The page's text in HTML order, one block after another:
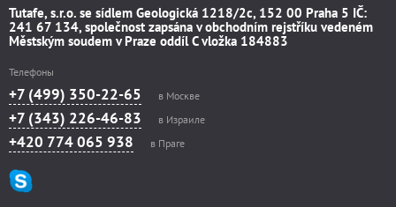
Tutafe, s.r.o. se sídlem Geologická 1218/2c, 152 00 Praha 5 IČ:
241 67 134, společnost zapsána v obchodním rejstříku vedeném
Městským soudem v Praze oddíl C vložka 184883
Телефоны
+7 (499) 350-22-65 в Москве
+7 (343) 226-46-83 в Израиле
+420 774 065 938 в Праге